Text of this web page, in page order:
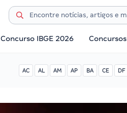
Concurso IBGE 2026 Concursos
AC AL AM AP BA CE DF